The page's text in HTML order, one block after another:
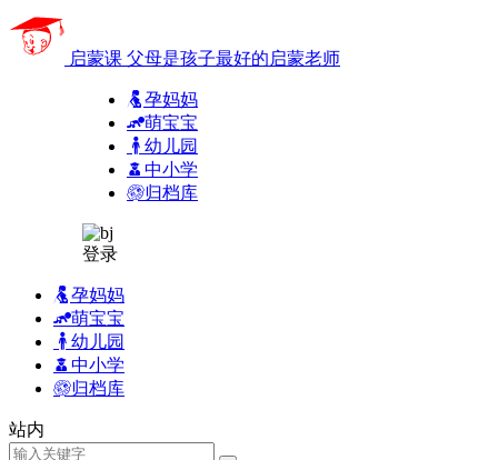
启蒙课 父母是孩子最好的启蒙老师
孕妈妈
萌宝宝
幼儿园
中小学
归档库
登录
孕妈妈
萌宝宝
幼儿园
中小学
归档库
站内